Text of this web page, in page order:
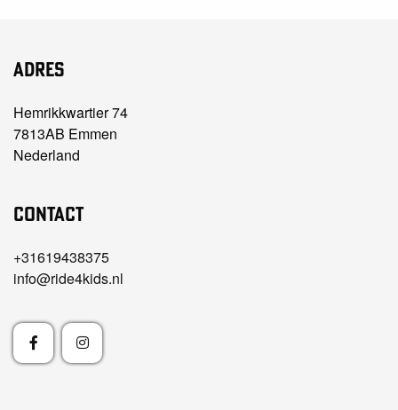
Adres
Hemrikkwartier 74
7813AB Emmen
Nederland
Contact
+31619438375
info@ride4kids.nl